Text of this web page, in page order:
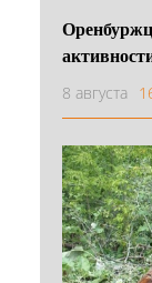
8 августа